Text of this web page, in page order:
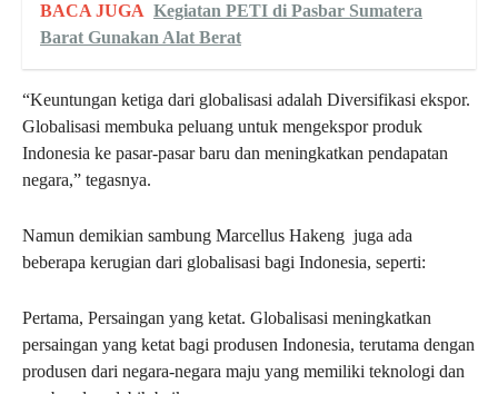
BACA JUGA Kegiatan PETI di Pasbar Sumatera
Barat Gunakan Alat Berat
“Keuntungan ketiga dari globalisasi adalah Diversifikasi ekspor.
Globalisasi membuka peluang untuk mengekspor produk
Indonesia ke pasar-pasar baru dan meningkatkan pendapatan
negara,” tegasnya.
Namun demikian sambung Marcellus Hakeng juga ada
beberapa kerugian dari globalisasi bagi Indonesia, seperti:
Pertama, Persaingan yang ketat. Globalisasi meningkatkan
persaingan yang ketat bagi produsen Indonesia, terutama dengan
produsen dari negara-negara maju yang memiliki teknologi dan